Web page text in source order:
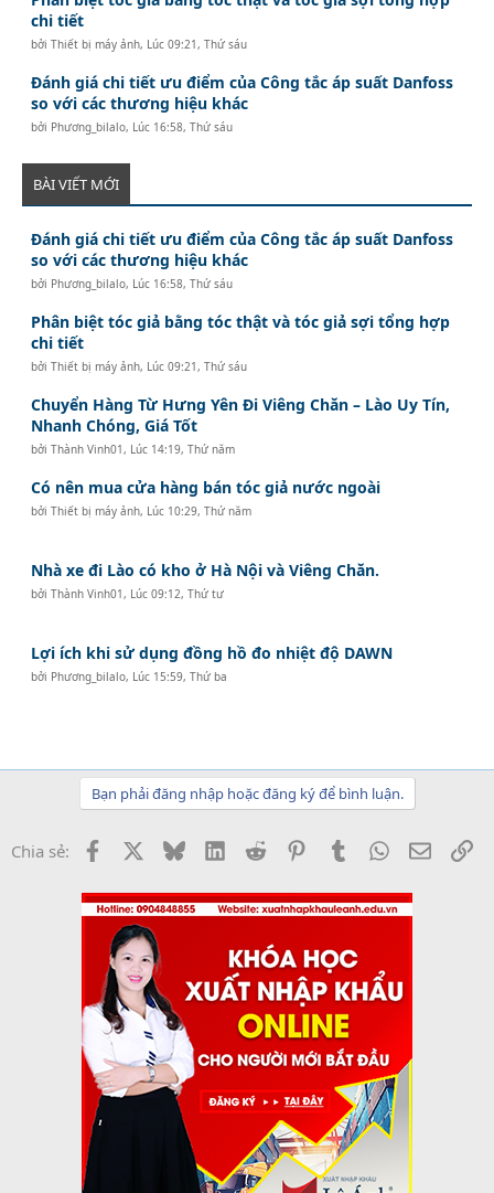
chi tiết
bởiThiết bị máy ảnh, Lúc 09:21, Thứ sáu
Đánh giá chi tiết ưu điểm của Công tắc áp suất Danfoss
so với các thương hiệu khác
bởi Phương_bilalo, Lúc 16:58, Thứ sáu
BÀI VIẾT MỚI
Đánh giá chi tiết ưu điểm của Công tắc áp suất Danfoss
so với các thương hiệu khác
bởi Phương_bilalo, Lúc 16:58, Thứ sáu
Phân biệt tóc giả bằng tóc thật và tóc giả sợi tổng hợp
chi tiết
bởiThiết bị máy ảnh, Lúc 09:21, Thứ sáu
Chuyển Hàng Từ Hưng Yên Đi Viêng Chăn – Lào Uy Tín,
Nhanh Chóng, Giá Tốt
bởiThành Vinh01, Lúc 14:19, Thứ năm
Có nên mua cửa hàng bán tóc giả nước ngoài
bởiThiết bị máy ảnh, Lúc 10:29, Thứ năm
Nhà xe đi Lào có kho ở Hà Nội và Viêng Chăn.
bởiThành Vinh01, Lúc 09:12, Thứ tư
Lợi ích khi sử dụng đồng hồ đo nhiệt độ DAWN
bởi Phương_bilalo, Lúc 15:59, Thứ ba
Bạn phải đăng nhập hoặc đăng ký để bình luận.
Chia sẻ: Facebook BlueskyLinkedInReddit PinterestTumblrWhatsApp
Email